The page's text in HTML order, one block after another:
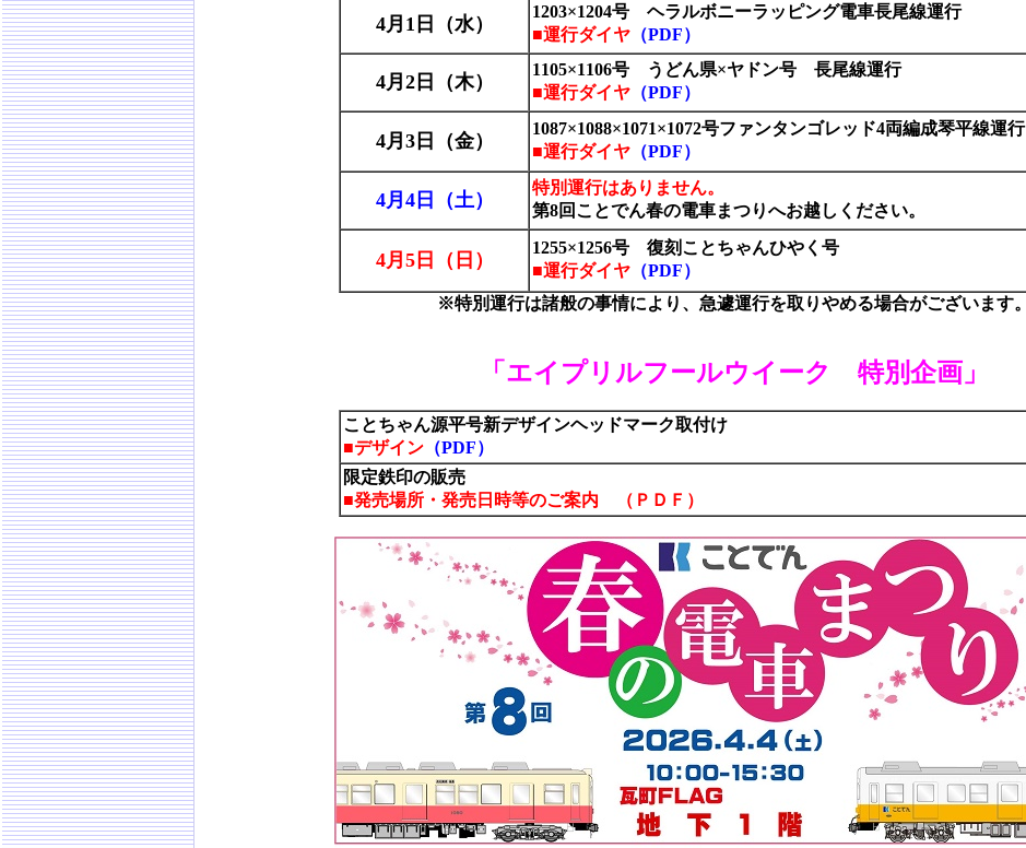
4月1日（水）
1203×1204号 ヘラルボニーラッピング電車長尾線運行
■運行ダイヤ （PDF）
4月2日（木）
1105×1106号 うどん県×ヤドン号 長尾線運行
■運行ダイヤ （PDF）
4月3日（金）
1087×1088×1071×1072号ファンタンゴレッド4両編成琴平線運行
■運行ダイヤ （PDF）
4月4日（土）
特別運行はありません。
第8回ことでん春の電車まつりへお越しください。
4月5日（日）
1255×1256号 復刻ことちゃんひやく号
■運行ダイヤ （PDF）
※特別運行は諸般の事情により、急遽運行を取りやめる場合がございます。
「エイプリルフールウイーク 特別企画」
ことちゃん源平号新デザインヘッドマーク取付け
■デザイン （PDF）
限定鉄印の販売
■発売場所・発売日時等のご案内
（ＰＤＦ）